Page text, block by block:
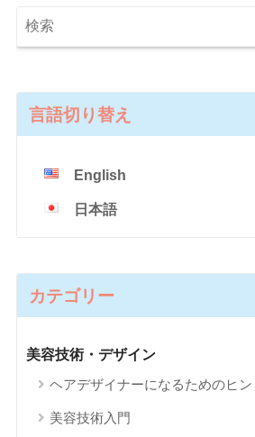
言語切り替え
English
日本語
カテゴリー
美容技術・デザイン
ヘアデザイナーになるためのヒ
美容技術入門